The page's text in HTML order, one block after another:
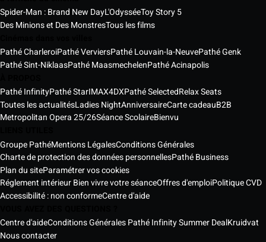
Spider-Man : Brand New DayL'OdysséeToy Story 5
Des Minions et Des MonstresTous les films
Pathé CharleroiPathé VerviersPathé Louvain-la-NeuvePathé Genk
Pathé Sint-NiklaasPathé MaasmechelenPathé Acinapolis
Pathé InfinityPathé StarIMAX4DXPathé SelectedRelax Seats
Toutes les actualitésLadies NightAnniversaireCarte cadeauB2B
Metropolitan Opera 25/26Séance ScolaireBienvu
Groupe PathéMentions LégalesConditions Générales
Charte de protection des données personnellesPathé Business
Plan du siteParamétrer vos cookies
Réglement intérieur Bien vivre votre séanceOffres d'emploiPolitique CVD
Accessibilité : non conformeCentre d'aide
Centre d'aideConditions Générales Pathé Infinity Summer DealKruidvat
Nous contacter